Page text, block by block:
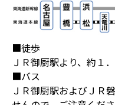
■徒歩
ＪＲ御厨駅より、約１
■バス
ＪＲ御厨駅およびＪＲ